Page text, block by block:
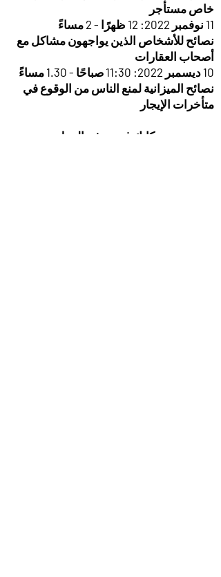
خاص مستأجر
11 نوفمبر 2022: 12 ظهرًا - 2 مساءً
نصائح للأشخاص الذين يواجهون مشاكل مع
أصحاب العقارات
10 ديسمبر 2022: 11:30 صباحًا - 1.30 مساءً
نصائح الميزانية لمنع الناس من الوقوع في
متأخرات الإيجار
يرجى حجز مكانك في ورشة العمل وتحديد